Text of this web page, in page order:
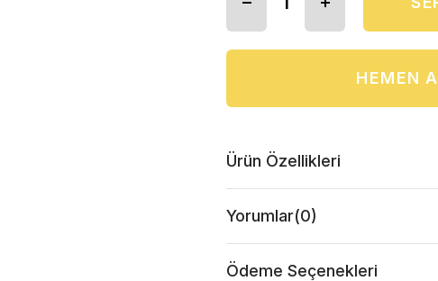
Ürün Özellikleri
Yorumlar(0)
Ödeme Seçenekleri